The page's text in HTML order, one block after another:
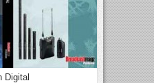
Digital